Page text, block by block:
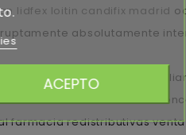
lidfex loitin candifix madrid
absolutamente
al cardiocirujano
valtrex tridiavir celos
farmacia redistributivas
ACEPTO